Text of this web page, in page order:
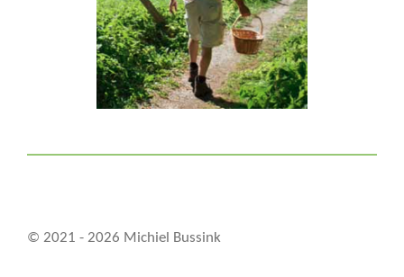
© 2021 - 2026 Michiel Bussink